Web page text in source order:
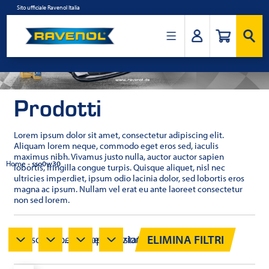
Salta
contenuto
Sito ufficiale Ravenol Italia
Ravenol
Home -sso0w30
Prodotti
Lorem ipsum dolor sit amet, consectetur adipiscing elit.
Aliquam lorem neque, commodo eget eros sed, iaculis
maximus nibh. Vivamus justo nulla, auctor auctor sapien
lobortis, fringilla congue turpis. Quisque aliquet, nisl nec
ultricies imperdiet, ipsum odio lacinia dolor, sed lobortis eros
magna ac ipsum. Nullam vel erat eu ante laoreet consectetur
non sed lorem.
Viscosità...Specifiche...Approvazioni...
Testato...ELIMINA FILTRI